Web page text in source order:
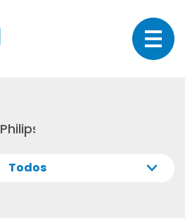
Todos